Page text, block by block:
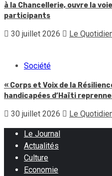
à la Chancellerie, ouvre la
participants
30 juillet 2026 Le
Société
« Corps et Voix de la
handicapées d’Haïti
30 juillet 2026 Le
Le Journal
Actualités
Culture
Economie